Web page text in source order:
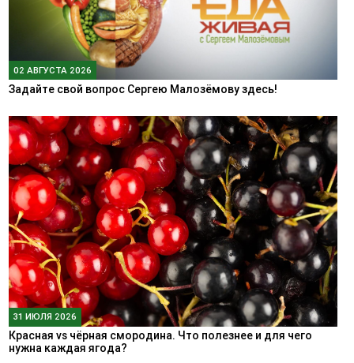
02 АВГУСТА 2026
Задайте свой вопрос Сергею Малозёмову здесь!
31 ИЮЛЯ 2026
Красная vs чёрная смородина. Что полезнее и для чего
нужна каждая ягода?